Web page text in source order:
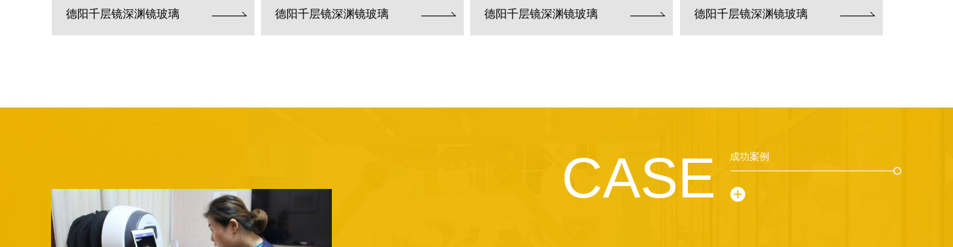
德阳千层镜深渊镜玻璃 德阳千层镜深渊镜玻璃 德阳千层镜深渊镜玻璃 德阳千层镜深渊镜玻璃
成功案例
CASE